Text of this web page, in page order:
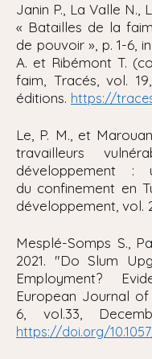
Janin P., La Valle N.,
« Batailles de la
de pouvoir », p. 1-6,
A. et Ribémont T.
faim, Tracés, vol.
éditions. https://
Le, P. M., et
travailleurs
développement :
du confinement en
développement, vol.
Mesplé-Somps S.,
2021. "Do Slum
Employment?
European Journal
6, vol.33,
https://doi.org/